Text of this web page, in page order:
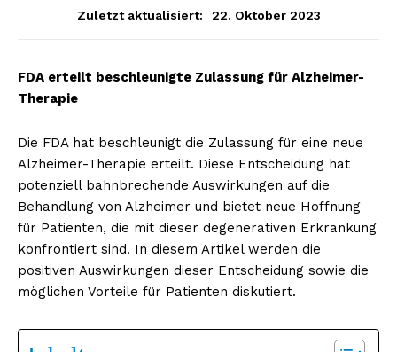
Zuletzt aktualisiert:
22. Oktober 2023
FDA erteilt beschleunigte Zulassung für Alzheimer-
Therapie
Die FDA hat beschleunigt die Zulassung für eine neue
Alzheimer-Therapie erteilt. Diese Entscheidung hat
potenziell bahnbrechende Auswirkungen auf die
Behandlung von Alzheimer und bietet neue Hoffnung
für Patienten, die mit dieser degenerativen Erkrankung
konfrontiert sind. In diesem Artikel werden die
positiven Auswirkungen dieser Entscheidung sowie die
möglichen Vorteile für Patienten diskutiert.